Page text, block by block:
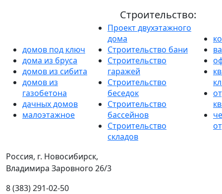
Строительство:
домов под ключ
дома из бруса
домов из сибита
домов из
газобетона
дачных домов
малоэтажное
Проект двухэтажного
дома
Строительство бани
Строительство
гаражей
Строительство
беседок
Строительство
бассейнов
Строительство
складов
Россия, г. Новосибирск,
Владимира Заровного 26/3
8 (383) 291-02-50